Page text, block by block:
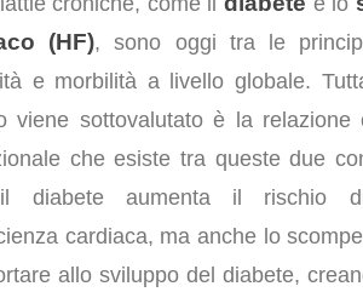
(HF), sono oggi tra le
e morbilità a livello globale.
viene sottovalutato è la relazione
che esiste tra queste due
diabete aumenta il rischio di
cardiaca, ma anche lo
allo sviluppo del diabete,